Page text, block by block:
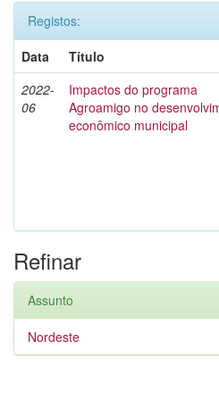
Registos:
Data
Título
2022-
06
Impactos do programa
Agroamigo no
econômico municipal
Refinar
Assunto
Nordeste